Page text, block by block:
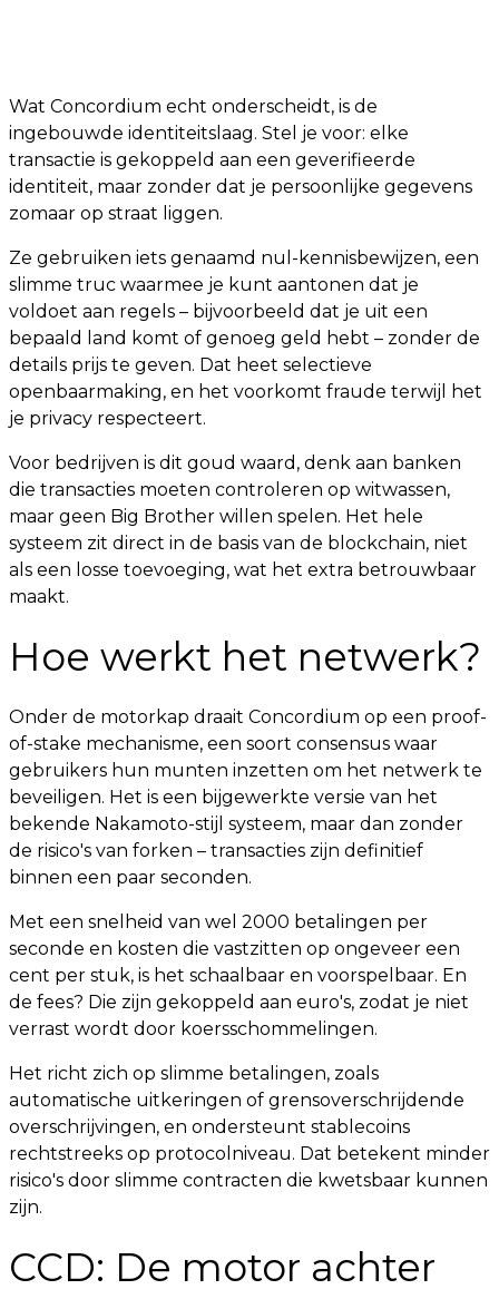
Wat Concordium echt onderscheidt, is de
ingebouwde identiteitslaag. Stel je voor: elke
transactie is gekoppeld aan een geverifieerde
identiteit, maar zonder dat je persoonlijke gegevens
zomaar op straat liggen.
Ze gebruiken iets genaamd nul-kennisbewijzen, een
slimme truc waarmee je kunt aantonen dat je
voldoet aan regels – bijvoorbeeld dat je uit een
bepaald land komt of genoeg geld hebt – zonder de
details prijs te geven. Dat heet selectieve
openbaarmaking, en het voorkomt fraude terwijl het
je privacy respecteert.
Voor bedrijven is dit goud waard, denk aan banken
die transacties moeten controleren op witwassen,
maar geen Big Brother willen spelen. Het hele
systeem zit direct in de basis van de blockchain, niet
als een losse toevoeging, wat het extra betrouwbaar
maakt.
Hoe werkt het netwerk?
Onder de motorkap draait Concordium op een proof-
of-stake mechanisme, een soort consensus waar
gebruikers hun munten inzetten om het netwerk te
beveiligen. Het is een bijgewerkte versie van het
bekende Nakamoto-stijl systeem, maar dan zonder
de risico's van forken – transacties zijn definitief
binnen een paar seconden.
Met een snelheid van wel 2000 betalingen per
seconde en kosten die vastzitten op ongeveer een
cent per stuk, is het schaalbaar en voorspelbaar. En
de fees? Die zijn gekoppeld aan euro's, zodat je niet
verrast wordt door koersschommelingen.
Het richt zich op slimme betalingen, zoals
automatische uitkeringen of grensoverschrijdende
overschrijvingen, en ondersteunt stablecoins
rechtstreeks op protocolniveau. Dat betekent minder
risico's door slimme contracten die kwetsbaar kunnen
zijn.
CCD: De motor achter